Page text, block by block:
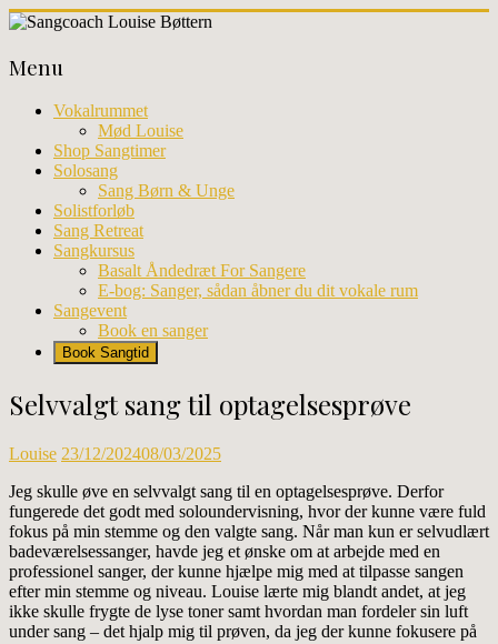
Skip
content
Louise
Bøttern
Professionel
sangundervisning
workhops
København
Menu
Vokalrummet
Mød Louise
Shop Sangtimer
Solosang
Sang Børn & Unge
Solistforløb
Sang Retreat
Sangkursus
Basalt Åndedræt For Sangere
E-bog: Sanger, sådan åbner du dit vokale rum
Sangevent
Book en sanger
Book Sangtid
Selvvalgt sang til optagelsesprøve
Louise 23/12/202408/03/2025
Jeg skulle øve en selvvalgt sang til en optagelsesprøve. Derfor
fungerede det godt med soloundervisning, hvor der kunne være fuld
fokus på min stemme og den valgte sang. Når man kun er selvudlært
badeværelsessanger, havde jeg et ønske om at arbejde med en
professionel sanger, der kunne hjælpe mig med at tilpasse sangen
efter min stemme og niveau. Louise lærte mig blandt andet, at jeg
ikke skulle frygte de lyse toner samt hvordan man fordeler sin luft
under sang – det hjalp mig til prøven, da jeg der kunne fokusere på